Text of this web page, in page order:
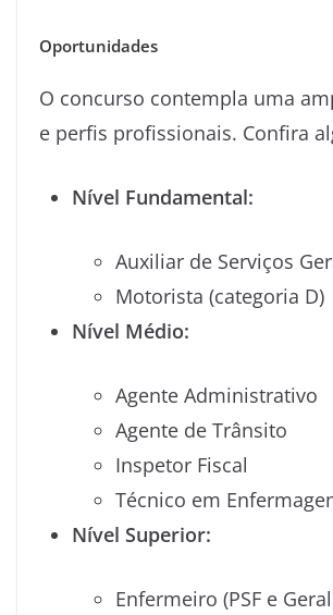
Oportunidades
O concurso contempla uma
e perfis profissionais. Confira
Nível Fundamental:
Auxiliar de Serviços
Motorista (categoria D)
Nível Médio:
Agente Administrativo
Agente de Trânsito
Inspetor Fiscal
Técnico em
Nível Superior:
Enfermeiro (PSF e